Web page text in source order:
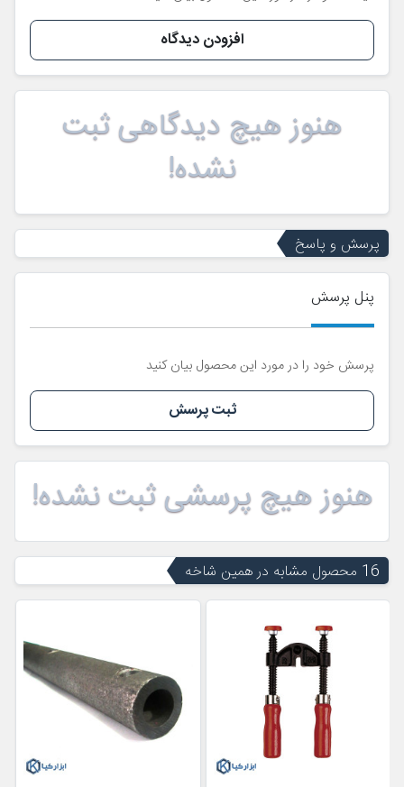
افزودن دیدگاه
هنوز هیچ دیدگاهی ثبت
نشده!
پرسش و پاسخ
پنل پرسش
پرسش خود را در مورد این محصول بیان کنید
ثبت پرسش
هنوز هیچ پرسشی ثبت نشده!
16 محصول مشابه در همین شاخه